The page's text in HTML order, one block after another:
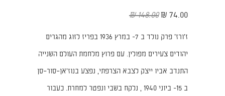
74.00 ₪
148.00 ₪
ז׳ורז׳ פרק נולד ב 7- במרץ 1936 בפריז לזוג מהגרים
יהודים צעירים מפולין. עם פרוץ מלחמת העולם השנייה
התנדב אביו ייצק לצבא הצרפתי, נפצע בנוז'אן–סור–סן
ב 15- ביוני 1940 , נלקח בשבי ונפטר למחרת. כעבור